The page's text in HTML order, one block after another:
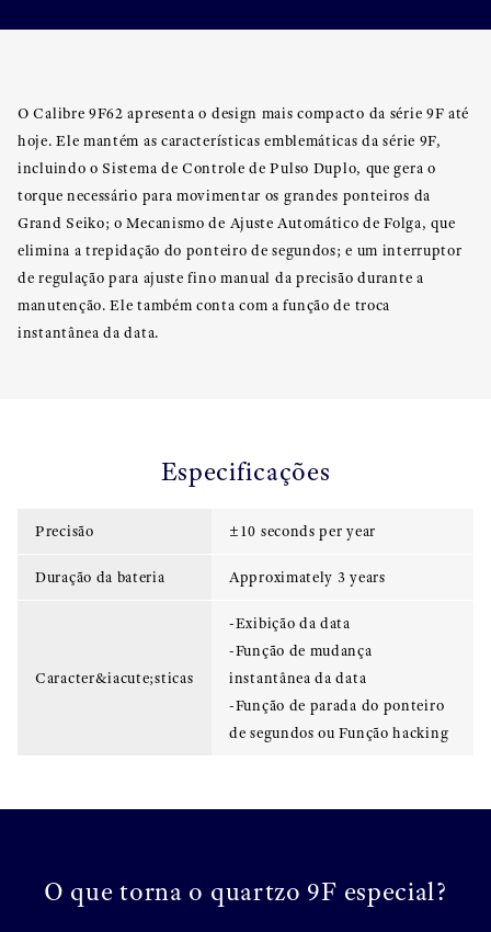
O Calibre 9F62 apresenta o design mais compacto da série 9F até
hoje. Ele mantém as características emblemáticas da série 9F,
incluindo o Sistema de Controle de Pulso Duplo, que gera o
torque necessário para movimentar os grandes ponteiros da
Grand Seiko; o Mecanismo de Ajuste Automático de Folga, que
elimina a trepidação do ponteiro de segundos; e um interruptor
de regulação para ajuste fino manual da precisão durante a
manutenção. Ele também conta com a função de troca
instantânea da data.
Especificações
Precisão ±10 seconds per year
Duração da bateria Approximately 3 years
Caracter&iacute;sticas
-Exibição da data
-Função de mudança
instantânea da data
-Função de parada do ponteiro
de segundos ou Função hacking
O que torna o quartzo 9F especial?